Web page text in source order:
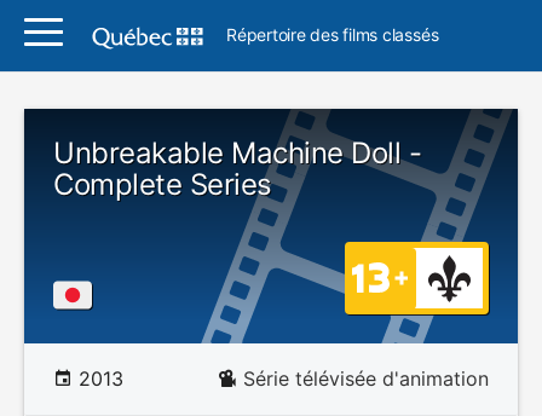
Répertoire des films classés
Unbreakable Machine Doll -
Complete Series
2013 Série télévisée d'animation